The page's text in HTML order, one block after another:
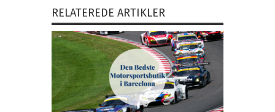
RELATEREDE ARTIKLER